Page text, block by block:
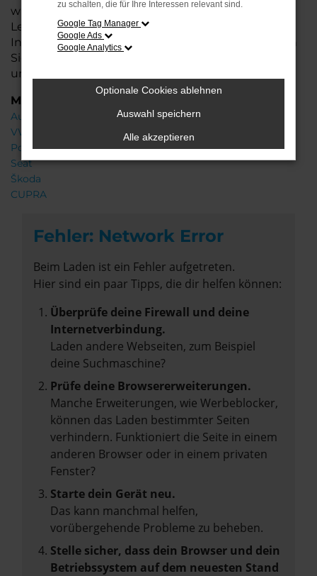
wie attraktiven Finanzierungsmöglichkeiten,
Leasingangeboten und der bequemen
Inzahlungnahme Ihres alten Fahrzeugs. Besuchen
Sie uns und überzeugen Sie sich von der Qualität
und dem Service, den wir Ihnen bieten!
Marken
Audi
VW
Porsche
Seat
Škoda
CUPRA
Fehler: Network Error
Beim Laden ist ein Fehler aufgetreten.
Hier sind ein paar Tipps, die dir helfen können:
Überprüfe deine Firewall und deine
Internetverbindung.
Laden andere Webseiten, zum Beispiel
deine Suchmaschine?
Prüfe deine Browsererweiterungen.
Manche Erweiterungen, wie Werbeblocker,
können das Laden bestimmter Seiten
verhindern. Funktioniert die Seite in einem
anderen Browser oder in einem privaten
Fenster?
Starte dein Gerät neu.
Das kann manchmal helfen,
vorübergehende Probleme zu beheben.
Stelle sicher, dass dein Browser und dein
Betriebssystem auf dem neuesten Stand
zu schalten, die für Ihre Interessen relevant sind.
Google Tag Manager
Google Ads
Google Analytics
Optionale Cookies ablehnen
Auswahl speichern
Alle akzeptieren